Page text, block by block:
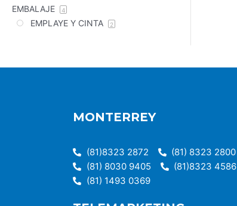
EMBALAJE
4
EMPLAYE Y CINTA 2
MONTERREY
(81)8323 2872
(81) 8323 2800
(81) 8030 9405
(81)8323 4586
(81) 1493 0369